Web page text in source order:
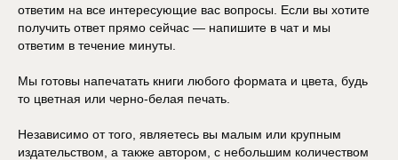
ответим на все интересующие вас вопросы. Если вы хотите
получить ответ прямо сейчас — напишите в чат и мы
ответим в течение минуты.
Мы готовы напечатать книги любого формата и цвета, будь
то цветная или черно-белая печать.
Независимо от того, являетесь вы малым или крупным
издательством, а также автором, с небольшим количеством